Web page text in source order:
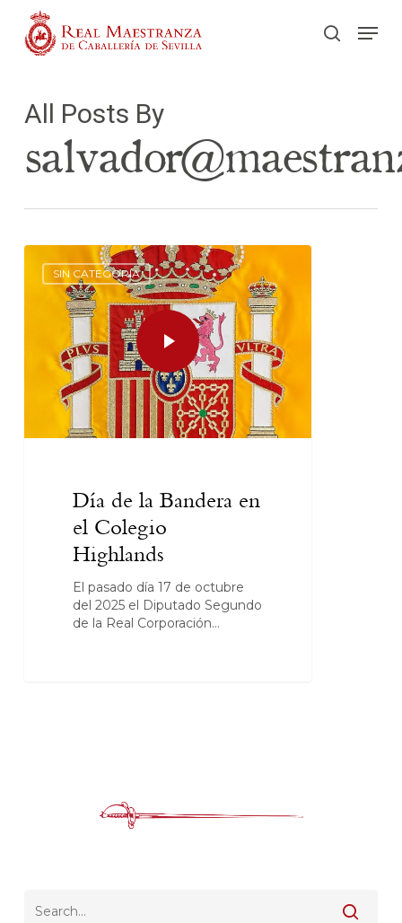
main
search
All Posts By
SIN CATEGORÍA
Día de la Bandera en
el Colegio
Highlands
El pasado día 17 de octubre
del 2025 el Diputado Segundo
de la Real Corporación…